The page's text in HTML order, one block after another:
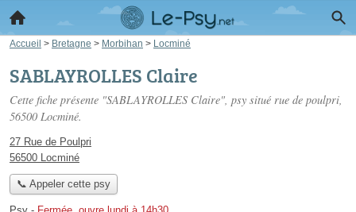
Accueil > Bretagne > Morbihan > Locminé
SABLAYROLLES Claire
Cette fiche présente "SABLAYROLLES Claire", psy situé rue de poulpri,
56500 Locminé.
27 Rue de Poulpri
56500 Locminé
📞 Appeler cette psy